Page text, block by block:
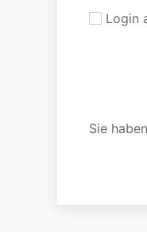
Login
Sie